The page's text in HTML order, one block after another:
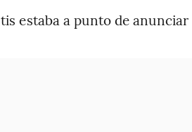
estaba a punto de anunciar